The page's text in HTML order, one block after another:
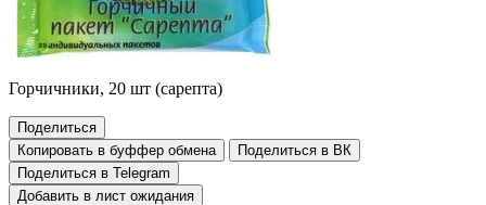
Горчичники, 20 шт (сарепта)
Поделиться
Копировать в буффер обмена
Поделиться в ВК
Поделиться в Telegram
Добавить в лист ожидания